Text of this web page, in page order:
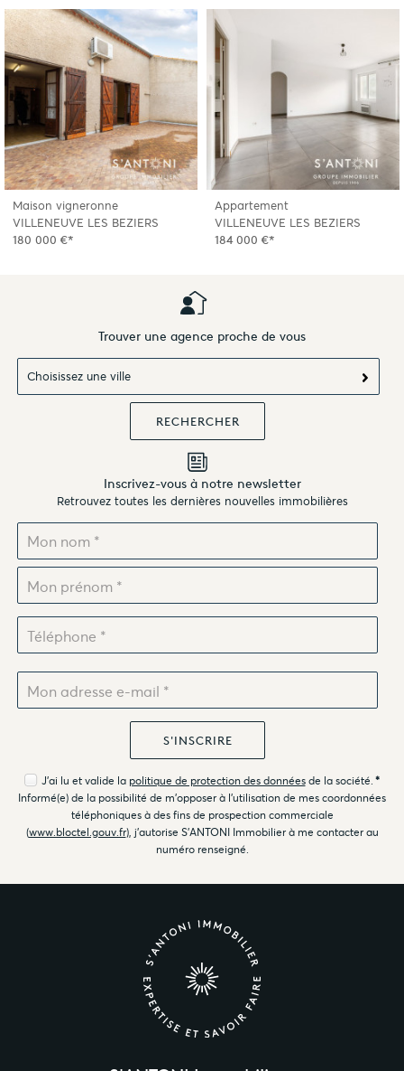
Maison vigneronne
VILLENEUVE LES BEZIERS
180 000 €*
Appartement
VILLENEUVE LES BEZIERS
184 000 €*
Trouver une agence proche de vous
Choisissez une ville
Inscrivez-vous à notre newsletter
Retrouvez toutes les dernières nouvelles immobilières
J'ai lu et valide la politique de protection des donnéesde la société. *
Informé(e) de la possibilité de m'opposer à l'utilisation de mes coordonnées
téléphoniques à des fins de prospection commerciale
(www.bloctel.gouv.fr), j'autorise S'ANTONI Immobilier à me contacter au
numéro renseigné.